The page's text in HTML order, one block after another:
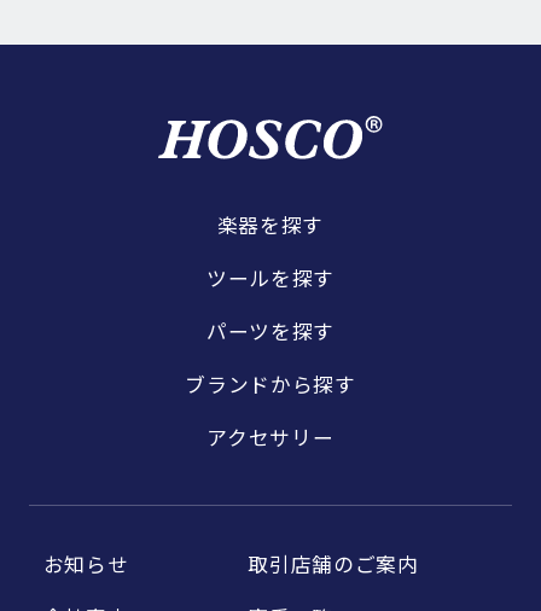
楽器を探す
ツールを探す
パーツを探す
ブランドから探す
アクセサリー
お知らせ
取引店舗のご案内